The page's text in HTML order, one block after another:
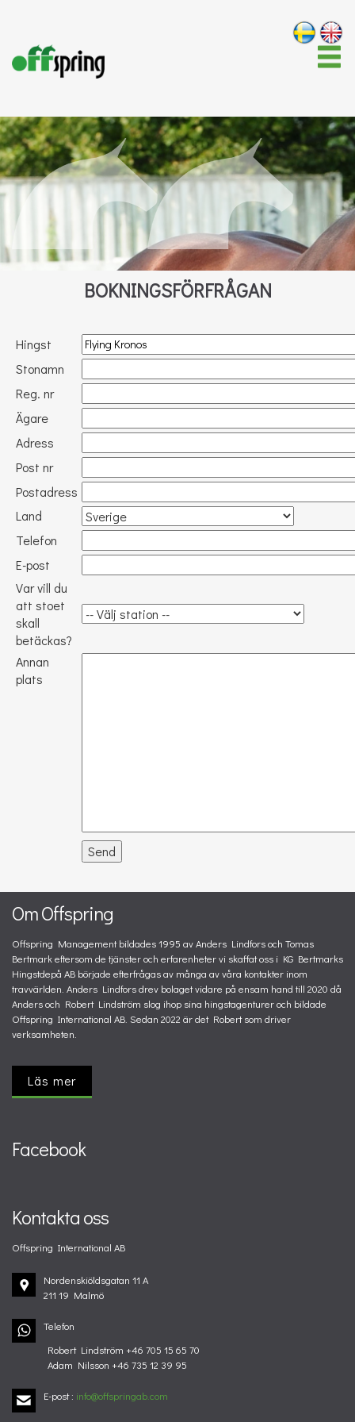
BOKNINGSFÖRFRÅGAN
Hingst
Stonamn
Reg. nr
Ägare
Adress
Post nr
Postadress
Land
Telefon
E-post
Var vill du
att stoet
skall
betäckas?
Annan
plats
Send
Om Offspring
Offspring Management bildades 1995 av Anders Lindfors och Tomas
Bertmark eftersom de tjänster och erfarenheter vi skaffat oss i KG Bertmarks
Hingstdepå AB började efterfrågas av många av våra kontakter inom
travvärlden. Anders Lindfors drev bolaget vidare på ensam hand till 2020 då
Anders och Robert Lindström slog ihop sina hingstagenturer och bildade
Offspring International AB. Sedan 2022 är det Robert som driver
verksamheten.
Läs mer
Facebook
Kontakta oss
Offspring International AB
Nordenskiöldsgatan 11 A
211 19 Malmö
Telefon
Robert Lindström +46 705 15 65 70
Adam Nilsson +46 735 12 39 95
E-post: info@offspringab.com